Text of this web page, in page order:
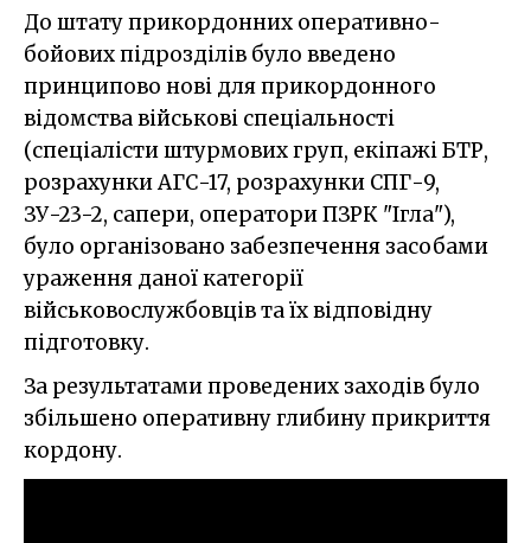
До штату прикордонних оперативно-
бойових підрозділів було введено
принципово нові для прикордонного
відомства військові спеціальності
(спеціалісти штурмових груп, екіпажі БТР,
розрахунки АГС-17, розрахунки СПГ-9,
ЗУ-23-2, сапери, оператори ПЗРК "Ігла"),
було організовано забезпечення засобами
ураження даної категорії
військовослужбовців та їх відповідну
підготовку.
За результатами проведених заходів було
збільшено оперативну глибину прикриття
кордону.